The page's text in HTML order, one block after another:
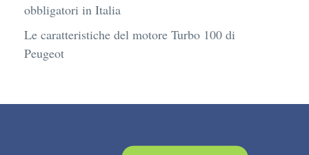
obbligatori in Italia
Le caratteristiche del motore Turbo 100 di
Peugeot